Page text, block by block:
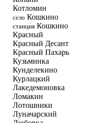
Котломин
село Кошкино
станция Кошкино
Красный
Красный Десант
Красный Пахарь
Кузьминка
Кунделекино
Курлацкий
Лакедемоновка
Ломакин
Лотошники
Луначарский